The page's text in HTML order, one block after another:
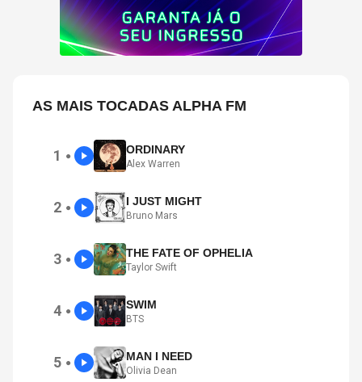
AS MAIS TOCADAS ALPHA FM
1 ● ORDINARY
Alex Warren
2 ● I JUST MIGHT
Bruno Mars
3 ● THE FATE OF OPHELIA
Taylor Swift
4 ● SWIM
BTS
5 ● MAN I NEED
Olivia Dean